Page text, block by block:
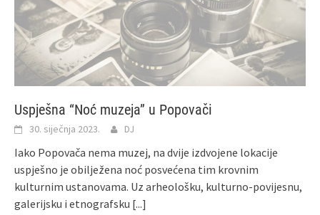
Uspješna “Noć muzeja” u Popovači
30. siječnja 2023. DJ
Iako Popovača nema muzej, na dvije izdvojene lokacije
uspješno je obilježena noć posvećena tim krovnim
kulturnim ustanovama. Uz arheološku, kulturno-povijesnu,
galerijsku i etnografsku [...]